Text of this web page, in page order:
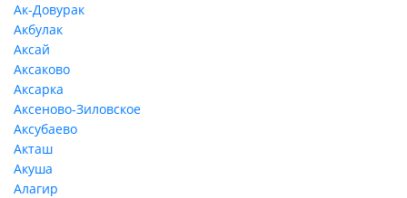
Ак-Довурак
Акбулак
Аксай
Аксаково
Аксарка
Аксеново-Зиловское
Аксубаево
Акташ
Акуша
Алагир